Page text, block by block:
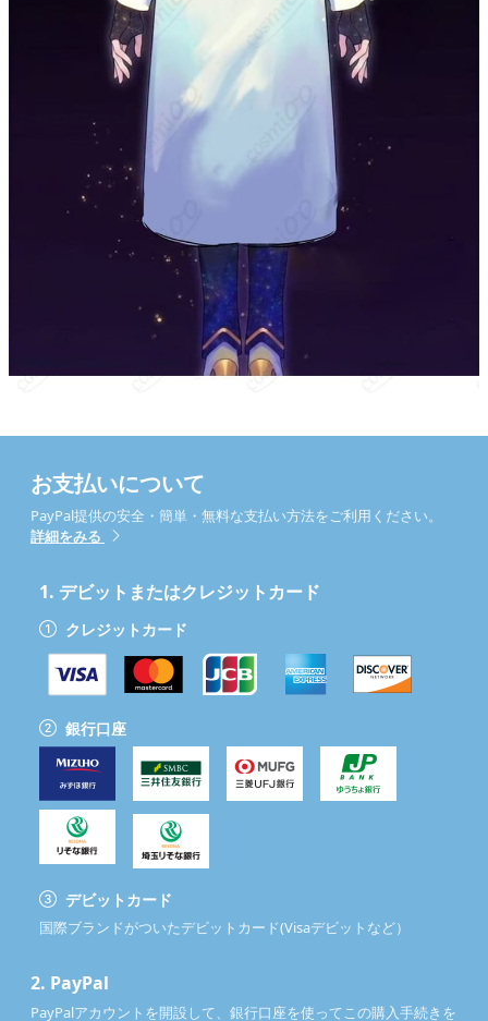
お支払いについて
PayPal提供の安全・簡単・無料な支払い方法をご利用ください。
詳細をみる
1. デビットまたはクレジットカード
クレジットカード
銀行口座
デビットカード
国際ブランドがついたデビットカード(Visaデビットなど）
2. PayPal
PayPalアカウントを開設して、銀行口座を使ってこの購入手続きを